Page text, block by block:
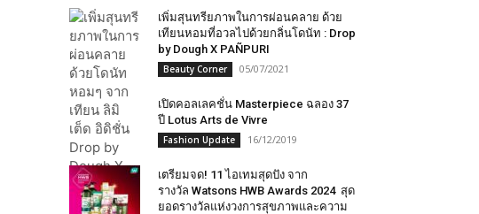
เพิ่ม​สุนทรี​ยภาพ​ในการผ่อนคลาย​ ด้วย​
เทียนหอมที่อวลไปด้วยกลิ่นโดนัท : Drop
by Dough X PAÑPURI
Beauty Corner 05/07/2021
เปิดคอลเลคชั่น Masterpiece ฉลอง 37
ปี Lotus Arts de Vivre
Fashion Update 16/12/2019
เตรียมจด! 11 ไอเทมสุดปัง จาก
รางวัล Watsons HWB Awards 2024 สุด
ยอดรางวัลแห่งวงการสุขภาพและความ